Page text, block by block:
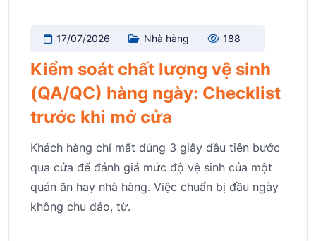
17/07/2026 Nhà hàng 188
Kiểm soát chất lượng vệ sinh
(QA/QC) hàng ngày: Checklist
trước khi mở cửa
Khách hàng chỉ mất đúng 3 giây đầu tiên bước
qua cửa để đánh giá mức độ vệ sinh của một
quán ăn hay nhà hàng. Việc chuẩn bị đầu ngày
không chu đáo, từ.